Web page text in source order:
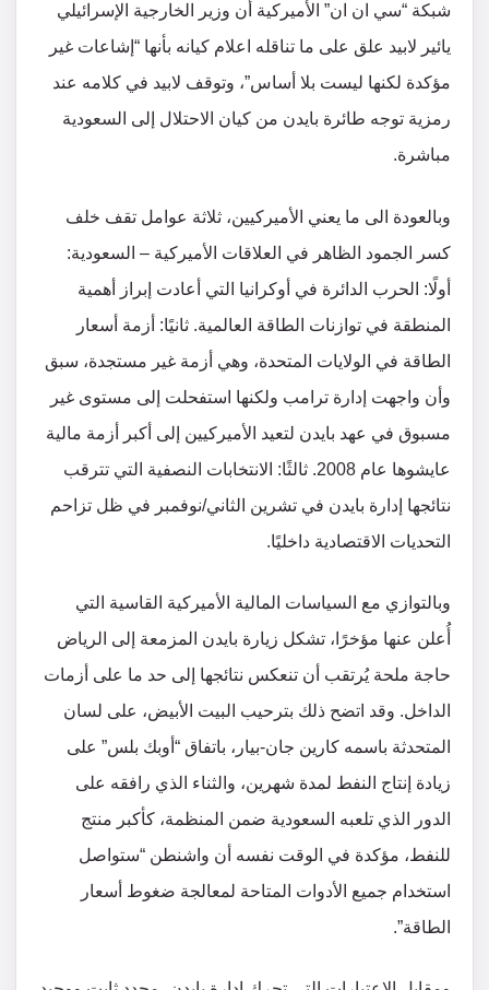
شبكة “سي ان ان” الأميركية أن وزير الخارجية الإسرائيلي
يائير لابيد علق على ما تناقله اعلام كيانه بأنها “إشاعات غير
مؤكدة لكنها ليست بلا أساس”، وتوقف لابيد في كلامه عند
رمزية توجه طائرة بايدن من كيان الاحتلال إلى السعودية
مباشرة.
وبالعودة الى ما يعني الأميركيين، ثلاثة عوامل تقف خلف
كسر الجمود الظاهر في العلاقات الأميركية – السعودية:
أولًا: الحرب الدائرة في أوكرانيا التي أعادت إبراز أهمية
المنطقة في توازنات الطاقة العالمية. ثانيًا: أزمة أسعار
الطاقة في الولايات المتحدة، وهي أزمة غير مستجدة، سبق
وأن واجهت إدارة ترامب ولكنها استفحلت إلى مستوى غير
مسبوق في عهد بايدن لتعيد الأميركيين إلى أكبر أزمة مالية
عايشوها عام 2008. ثالثًا: الانتخابات النصفية التي تترقب
نتائجها إدارة بايدن في تشرين الثاني/نوفمبر في ظل تزاحم
التحديات الاقتصادية داخليًا.
وبالتوازي مع السياسات المالية الأميركية القاسية التي
أُعلن عنها مؤخرًا، تشكل زيارة بايدن المزمعة إلى الرياض
حاجة ملحة يُرتقب أن تنعكس نتائجها إلى حد ما على أزمات
الداخل. وقد اتضح ذلك بترحيب البيت الأبيض، على لسان
المتحدثة باسمه كارين جان-بيار، باتفاق “أوبك بلس” على
زيادة إنتاج النفط لمدة شهرين، والثناء الذي رافقه على
الدور الذي تلعبه السعودية ضمن المنظمة، كأكبر منتج
للنفط، مؤكدة في الوقت نفسه أن واشنطن “ستواصل
استخدام جميع الأدوات المتاحة لمعالجة ضغوط أسعار
الطاقة”.